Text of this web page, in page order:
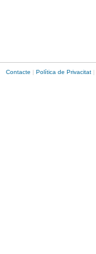
Contacte | Política de Privacitat |